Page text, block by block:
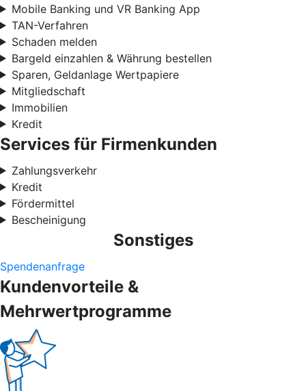
Mobile Banking und VR Banking App
TAN-Verfahren
Schaden melden
Bargeld einzahlen & Währung bestellen
Sparen, Geldanlage Wertpapiere
Mitgliedschaft
Immobilien
Kredit
Services für Firmenkunden
Zahlungsverkehr
Kredit
Fördermittel
Bescheinigung
Sonstiges
Spendenanfrage
Kundenvorteile &
Mehrwertprogramme